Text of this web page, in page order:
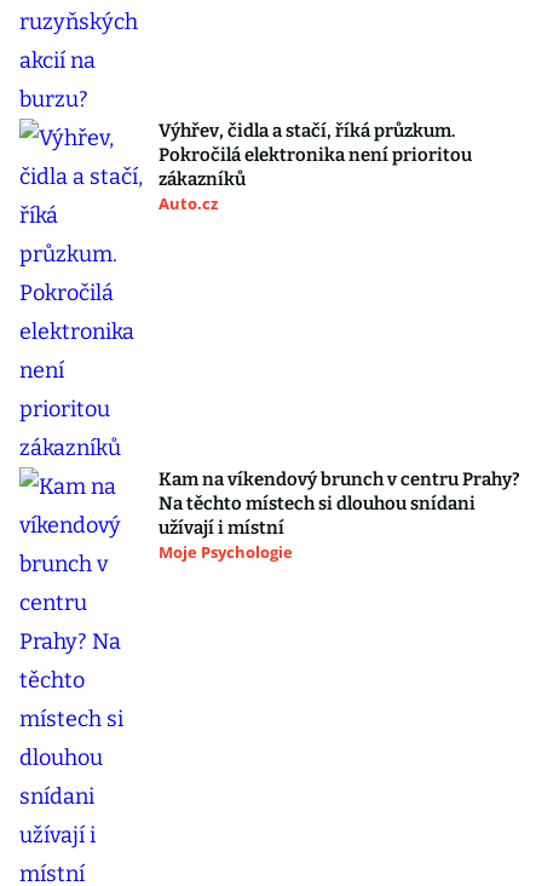
Výhřev, čidla a stačí, říká průzkum.
Pokročilá elektronika není prioritou
zákazníků
Auto.cz
Kam na víkendový brunch v centru Prahy?
Na těchto místech si dlouhou snídani
užívají i místní
Moje Psychologie